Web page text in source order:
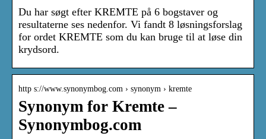
Du har søgt efter KREMTE på 6 bogstaver og
resultaterne ses nedenfor. Vi fandt 8 løsningsforslag
for ordet KREMTE som du kan bruge til at løse din
krydsord.
http s://www.synonymbog.com › synonym › kremte
Synonym for Kremte –
Synonymbog.com